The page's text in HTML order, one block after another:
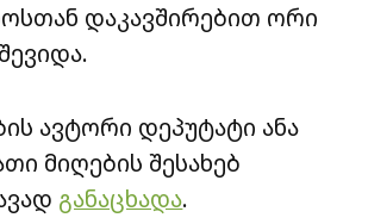
დაკავშირებით ორი
ავტორი დეპუტატი ანა
მიღების შესახებ
განაცხადა.